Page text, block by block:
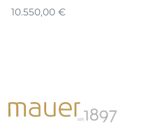
10.550,00 €